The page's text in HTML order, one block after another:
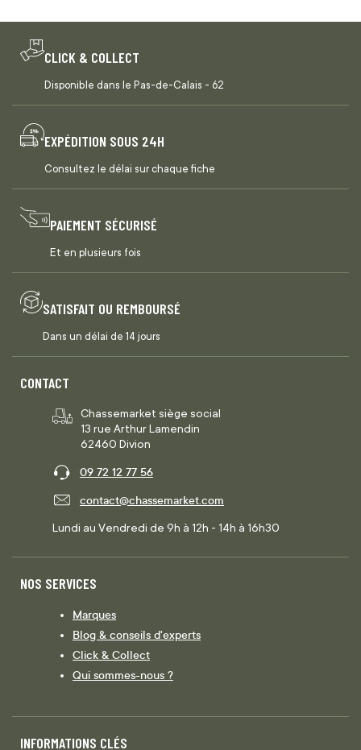
CLICK & COLLECT
Disponible dans le Pas-de-Calais - 62
EXPÉDITION SOUS 24H
Consultez le délai sur chaque fiche
PAIEMENT SÉCURISÉ
Et en plusieurs fois
SATISFAIT OU REMBOURSÉ
Dans un délai de 14 jours
CONTACT
Chassemarket siège social
13 rue Arthur Lamendin
62460 Divion
09 72 12 77 56
contact@chassemarket.com
Lundi au Vendredi de 9h à 12h - 14h à 16h30
NOS SERVICES
Marques
Blog & conseils d'experts
Click & Collect
Qui sommes-nous ?
INFORMATIONS CLÉS